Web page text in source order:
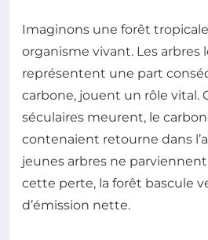
Imaginons une forêt
organisme vivant. Les arbres
représentent une part
carbone, jouent un rôle vital.
séculaires meurent, le
contenaient retourne dans
jeunes arbres ne
cette perte, la forêt bascule
d’émission nette.